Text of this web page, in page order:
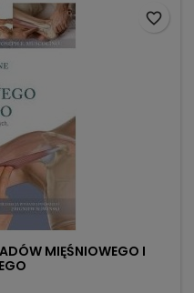
MIĘŚNIOWEGO I
favorite_border